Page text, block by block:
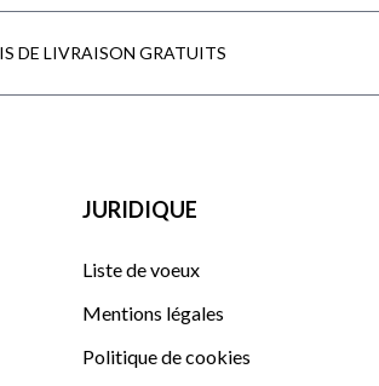
DE LIVRAISON GRATUITS
JURIDIQUE
Liste de voeux
Mentions légales
Politique de cookies